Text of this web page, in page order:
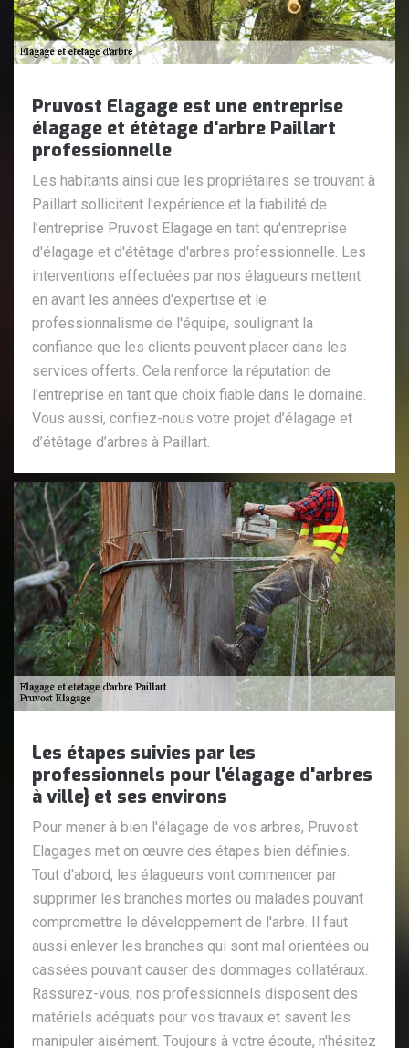
Pruvost Elagage est une entreprise
élagage et étêtage d'arbre Paillart
professionnelle
Les habitants ainsi que les propriétaires se trouvant à
Paillart sollicitent l'expérience et la fiabilité de
l’entreprise Pruvost Elagage en tant qu'entreprise
d'élagage et d'étêtage d'arbres professionnelle. Les
interventions effectuées par nos élagueurs mettent
en avant les années d'expertise et le
professionnalisme de l'équipe, soulignant la
confiance que les clients peuvent placer dans les
services offerts. Cela renforce la réputation de
l'entreprise en tant que choix fiable dans le domaine.
Vous aussi, confiez-nous votre projet d’élagage et
d’étêtage d’arbres à Paillart.
Les étapes suivies par les
professionnels pour l'élagage d'arbres
à ville} et ses environs
Pour mener à bien l'élagage de vos arbres, Pruvost
Elagages met on œuvre des étapes bien définies.
Tout d'abord, les élagueurs vont commencer par
supprimer les branches mortes ou malades pouvant
compromettre le développement de l'arbre. Il faut
aussi enlever les branches qui sont mal orientées ou
cassées pouvant causer des dommages collatéraux.
Rassurez-vous, nos professionnels disposent des
matériels adéquats pour vos travaux et savent les
manipuler aisément. Toujours à votre écoute, n'hésitez